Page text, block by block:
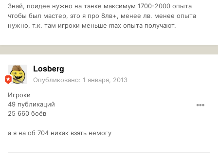
Знай, поидее нужно на танке максимум 1700-2000 опыта
чтобы был мастер, это я про 8лв+, менее лв. менее опыта
нужно, т.к. там игроки меньше max опыта получают.
Losberg
Опубликовано: 1 января, 2013
Игроки
49 публикаций
25 660 боёв
а я на об 704 никак взять немогу